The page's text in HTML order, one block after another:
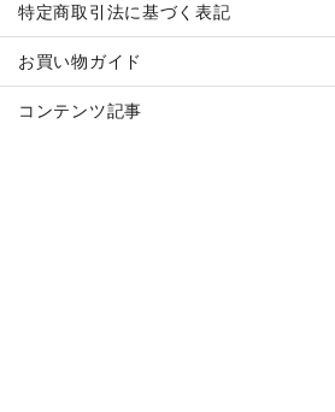
特定商取引法に基づく表記
お買い物ガイド
コンテンツ記事